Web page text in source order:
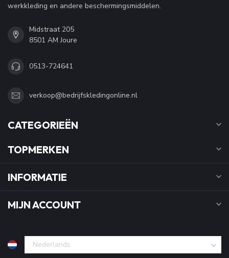
werkkleding en andere beschermingsmiddelen.
Midstraat 205
8501 AM Joure
0513-724641
verkoop@bedrijfskledingonline.nl
CATEGORIEËN
TOPMERKEN
INFORMATIE
MIJN ACCOUNT